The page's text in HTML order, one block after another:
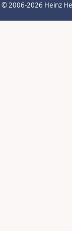
© 2006-2026 Heinz